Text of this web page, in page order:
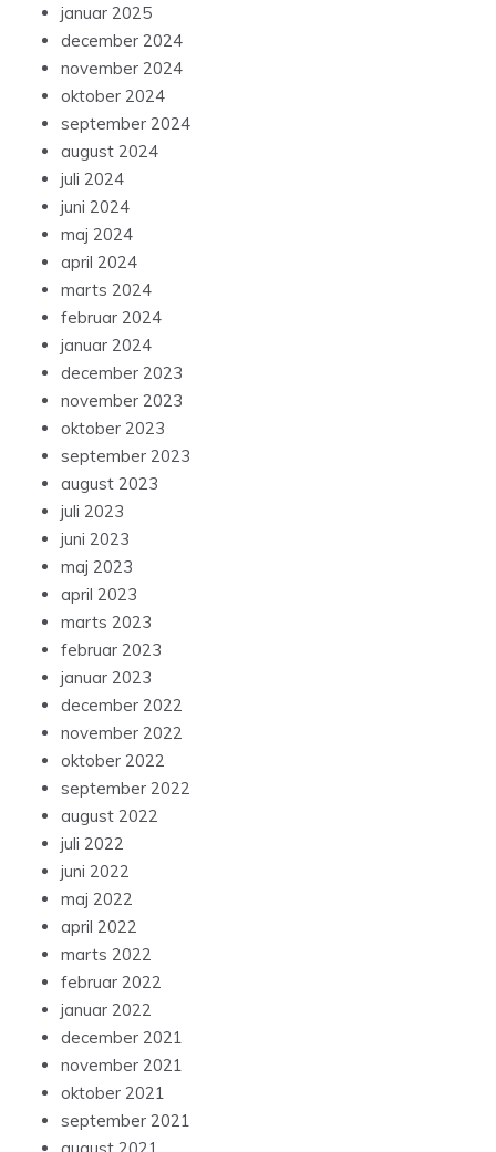
januar 2025
december 2024
november 2024
oktober 2024
september 2024
august 2024
juli 2024
juni 2024
maj 2024
april 2024
marts 2024
februar 2024
januar 2024
december 2023
november 2023
oktober 2023
september 2023
august 2023
juli 2023
juni 2023
maj 2023
april 2023
marts 2023
februar 2023
januar 2023
december 2022
november 2022
oktober 2022
september 2022
august 2022
juli 2022
juni 2022
maj 2022
april 2022
marts 2022
februar 2022
januar 2022
december 2021
november 2021
oktober 2021
september 2021